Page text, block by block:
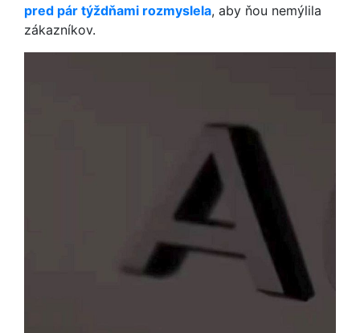
pred pár týždňami rozmyslela, aby ňou nemýlila
zákazníkov.